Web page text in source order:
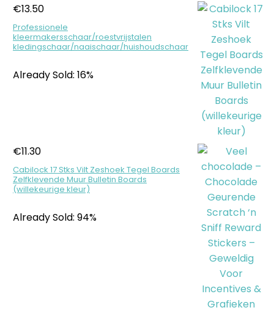
€13.50
Professionele
kleermakersschaar/roestvrijstalen
kledingschaar/naaischaar/huishoudschaar
Already Sold: 16%
€11.30
Cabilock 17 Stks Vilt Zeshoek Tegel Boards
Zelfklevende Muur Bulletin Boards
(willekeurige kleur)
Already Sold: 94%